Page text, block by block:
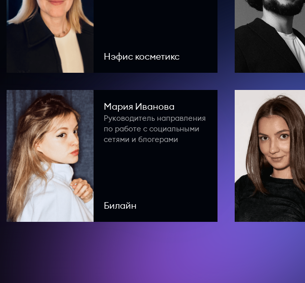
Нэфис косметикс
Мария Иванова
Руководитель направления
по работе с социальными
сетями и блогерами
Билайн